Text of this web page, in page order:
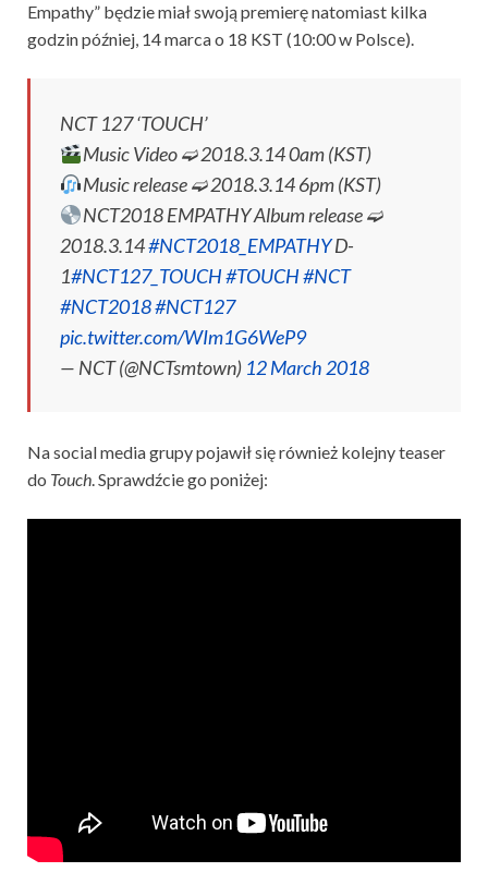
Empathy” będzie miał swoją premierę natomiast kilka
godzin później, 14 marca o 18 KST (10:00 w Polsce).
NCT 127 ‘TOUCH’
Music Video ➫ 2018.3.14 0am (KST)
Music release ➫ 2018.3.14 6pm (KST)
NCT2018 EMPATHY Album release ➫
2018.3.14#NCT2018_EMPATHYD-
1#NCT127_TOUCH#TOUCH#NCT
#NCT2018#NCT127
pic.twitter.com/WIm1G6WeP9
— NCT (@NCTsmtown) 12 March 2018
Na social media grupy pojawił się również kolejny teaser
do Touch. Sprawdźcie go poniżej: